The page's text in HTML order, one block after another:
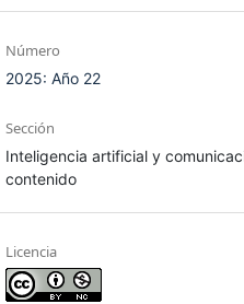
Número
2025: Año 22
Sección
Inteligencia artificial y
contenido
Licencia